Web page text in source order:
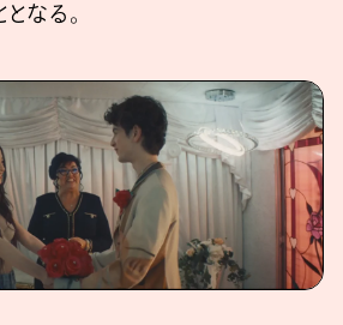
なる。